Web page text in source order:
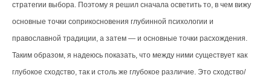
стратегии выбора. Поэтому я решил сначала осветить то, в чем вижу
основные точки соприкосновения глубинной психологии и
православной традиции, а затем — и основные точки расхождения.
Таким образом, я надеюсь показать, что между ними существует как
глубокое сходство, так и столь же глубокое различие. Это сходство/